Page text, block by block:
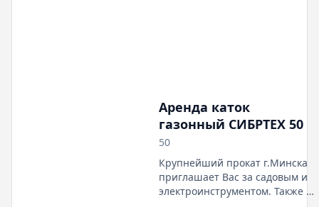
Аренда каток
газонный СИБРТЕХ 50
50
Крупнейший прокат г.Минска
приглашает Вас за садовым и
электроинструментом. Также у